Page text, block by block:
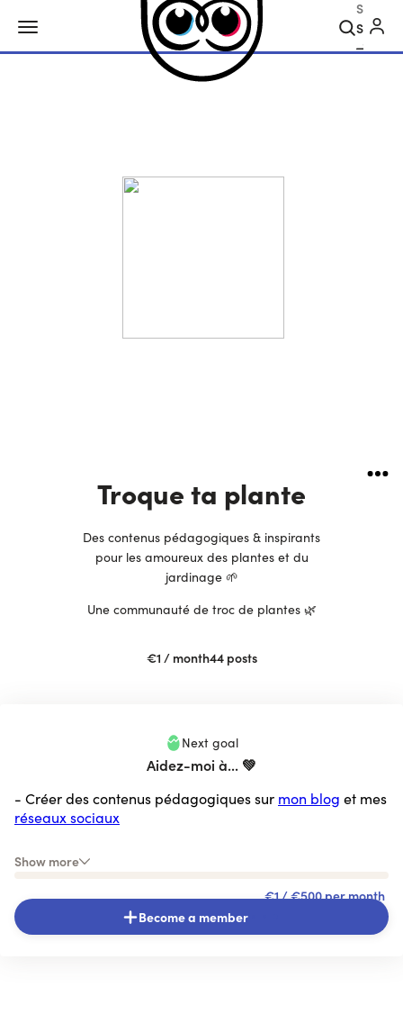
Search
Troque ta plante
Des contenus pédagogiques & inspirants
pour les amoureux des plantes et du
jardinage 🌱
Une communauté de troc de plantes 🌿
€1 / month44 posts
Next goal
Aidez-moi à... 💚
- Créer des contenus pédagogiques sur mon blog et mes
réseaux sociaux
plante
Show more
€1/ €500 per month
Become a member